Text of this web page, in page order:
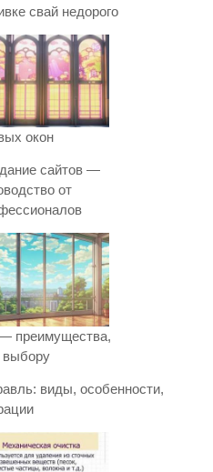
свай недорого
окон
сайтов —
от
преимущества,
выбору
виды, особенности,